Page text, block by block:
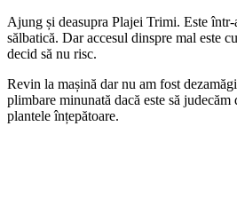
Ajung și deasupra Plajei Trimi. Este
sălbatică. Dar accesul dinspre mal este
decid să nu risc.
Revin la mașină dar nu am fost
plimbare minunată dacă este să
plantele înțepătoare.